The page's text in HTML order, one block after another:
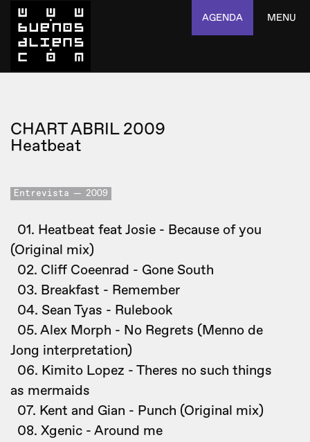
AGENDA MENU
CHART ABRIL 2009
Heatbeat
Entrevista 2009
01. Heatbeat feat Josie - Because of you
(Original mix)
02. Cliff Coeenrad - Gone South
03. Breakfast - Remember
04. Sean Tyas - Rulebook
05. Alex Morph - No Regrets (Menno de
Jong interpretation)
06. Kimito Lopez - Theres no such things
as mermaids
07. Kent and Gian - Punch (Original mix)
08. Xgenic - Around me